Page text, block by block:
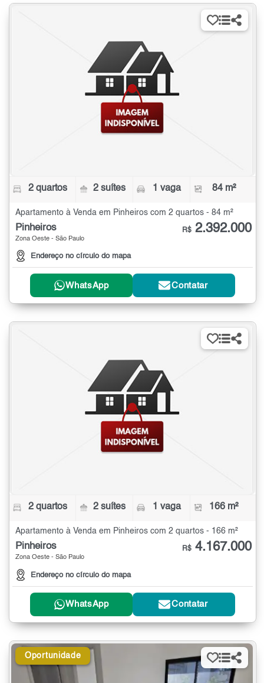
2 quartos 2 suítes 1 vaga 84 m²
Apartamento à Venda em Pinheiros com 2 quartos - 84 m²
Pinheiros
Zona Oeste - São Paulo
Endereço no círculo do mapa
R$ 2.392.000
WhatsApp Contatar
2 quartos 2 suítes 1 vaga 166 m²
Apartamento à Venda em Pinheiros com 2 quartos - 166 m²
Pinheiros
Zona Oeste - São Paulo
Endereço no círculo do mapa
R$ 4.167.000
WhatsApp Contatar
Oportunidade